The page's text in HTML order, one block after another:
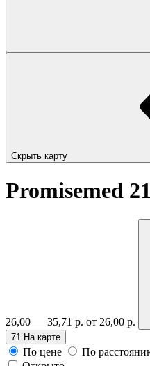
Скрыть карту
Promisemed
26,00 — 35,71 р. от 26,00 р.
71 На карте
По цене
По